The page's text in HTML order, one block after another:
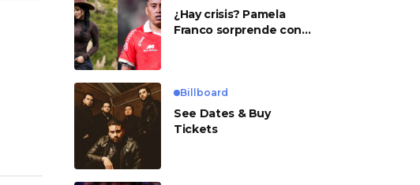
¿Hay crisis? Pamela
Franco sorprende con
Billboard
See Dates & Buy
Tickets